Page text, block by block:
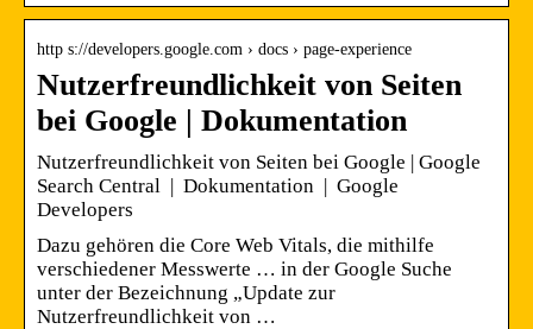
http s://developers.google.com › docs › page-experience
Nutzerfreundlichkeit von Seiten
bei Google | Dokumentation
Nutzerfreundlichkeit von Seiten bei Google | Google
Search Central | Dokumentation | Google
Developers
Dazu gehören die Core Web Vitals, die mithilfe
verschiedener Messwerte … in der Google Suche
unter der Bezeichnung „Update zur
Nutzerfreundlichkeit von …